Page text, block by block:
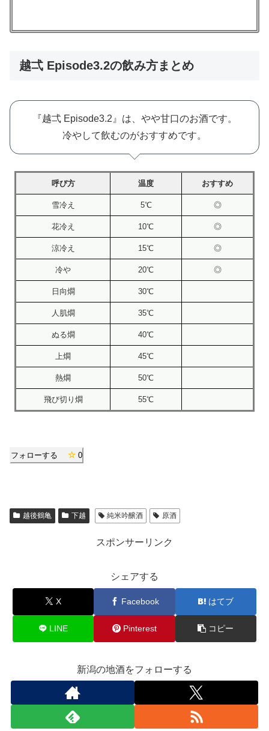
越弌 Episode3.2の飲み方まとめ
『越弌 Episode3.2』は、やや甘口のお酒です。
冷やして飲むのがおすすめです。
呼び方 温度 おすすめ
雪冷え 5℃ ◎
花冷え 10℃ ◎
涼冷え 15℃ ◎
冷や 20℃ ◎
日向燗 30℃
人肌燗 35℃
ぬる燗 40℃
上燗 45℃
熱燗 50℃
飛び切り燗 55℃
フォローする 0
越後鶴亀 下越 純米吟醸酒 原酒
スポンサーリンク
シェアする
X Facebook はてブ
LINE Pinterest コピー
新潟の地酒をフォローする